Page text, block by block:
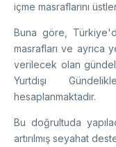
içme masraflarını
Buna göre,
masrafları ve ayrıca
verilecek olan
Yurtdışı
hesaplanmaktadır.
Bu doğrultuda
artırılmış seyahat